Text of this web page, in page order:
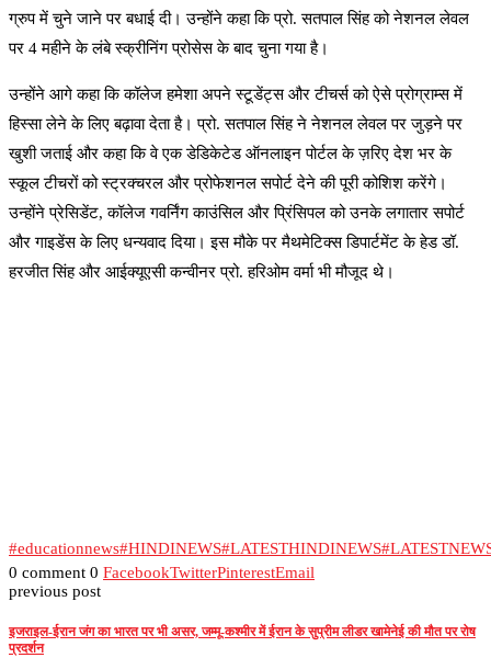
ग्रुप में चुने जाने पर बधाई दी। उन्होंने कहा कि प्रो. सतपाल सिंह को नेशनल लेवल
पर 4 महीने के लंबे स्क्रीनिंग प्रोसेस के बाद चुना गया है।
उन्होंने आगे कहा कि कॉलेज हमेशा अपने स्टूडेंट्स और टीचर्स को ऐसे प्रोग्राम्स में
हिस्सा लेने के लिए बढ़ावा देता है। प्रो. सतपाल सिंह ने नेशनल लेवल पर जुड़ने पर
खुशी जताई और कहा कि वे एक डेडिकेटेड ऑनलाइन पोर्टल के ज़रिए देश भर के
स्कूल टीचरों को स्ट्रक्चरल और प्रोफेशनल सपोर्ट देने की पूरी कोशिश करेंगे।
उन्होंने प्रेसिडेंट, कॉलेज गवर्निंग काउंसिल और प्रिंसिपल को उनके लगातार सपोर्ट
और गाइडेंस के लिए धन्यवाद दिया। इस मौके पर मैथमेटिक्स डिपार्टमेंट के हेड डॉ.
हरजीत सिंह और आईक्यूएसी कन्वीनर प्रो. हरिओम वर्मा भी मौजूद थे।
#educationnews#HINDINEWS#LATESTHINDINEWS
0 comment 0 FacebookTwitterPinterestEmail
previous post
इजराइल-ईरान जंग का भारत पर भी असर, जम्मू-कश्मीर में ईरान के सुप्रीम लीडर खामेनेई की मौत पर रोष
प्रदर्शन